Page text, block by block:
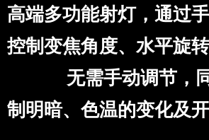
高端多功能射灯，通过
控制变焦角度、水平旋
无需手动调节，同
制明暗、色温的变化及